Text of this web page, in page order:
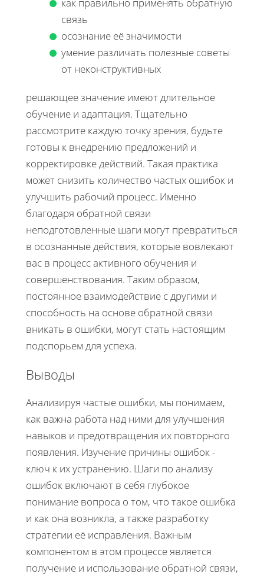
связь
осознание её значимости
умение различать полезные советы
от неконструктивных
решающее значение имеют длительное
обучение и адаптация. Тщательно
рассмотрите каждую точку зрения, будьте
готовы к внедрению предложений и
корректировке действий. Такая практика
может снизить количество частых ошибок и
улучшить рабочий процесс. Именно
благодаря обратной связи
неподготовленные шаги могут превратиться
в осознанные действия, которые вовлекают
вас в процесс активного обучения и
совершенствования. Таким образом,
постоянное взаимодействие с другими и
способность на основе обратной связи
вникать в ошибки, могут стать настоящим
подспорьем для успеха.
Выводы
Анализируя частые ошибки, мы понимаем,
как важна работа над ними для улучшения
навыков и предотвращения их повторного
появления. Изучение причины ошибок -
ключ к их устранению. Шаги по анализу
ошибок включают в себя глубокое
понимание вопроса о том, что такое ошибка
и как она возникла, а также разработку
стратегии её исправления. Важным
компонентом в этом процессе является
получение и использование обратной связи,